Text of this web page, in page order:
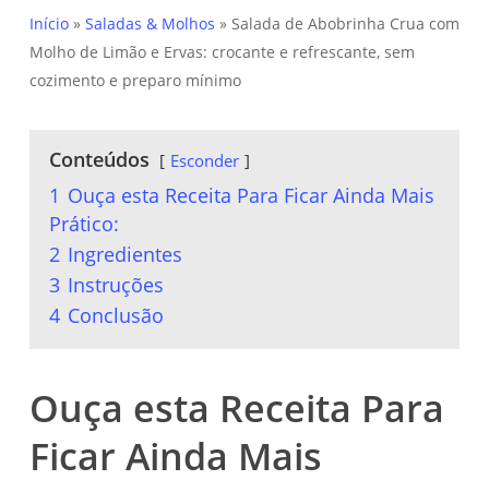
Início» Saladas & Molhos » Salada de Abobrinha Crua com
Molho de Limão e Ervas: crocante e refrescante, sem
cozimento e preparo mínimo
Conteúdos Esconder
1 Ouça esta Receita Para Ficar Ainda Mais
Prático:
2 Ingredientes
3 Instruções
4 Conclusão
Ouça esta Receita Para
Ficar Ainda Mais